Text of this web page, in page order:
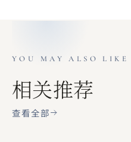
YOU MAY ALSO LIKE
相关推荐
查看全部